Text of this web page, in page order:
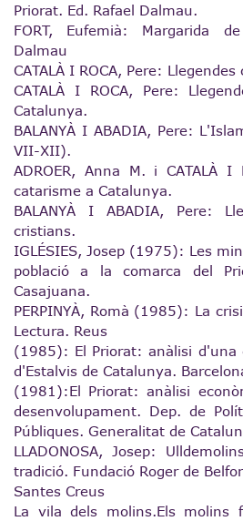
Priorat. Ed. Rafael Dalmau.
FORT, Eufemià: Margarida
Dalmau
CATALÀ I ROCA, Pere:
CATALÀ I ROCA, Pere:
Catalunya.
BALANYÀ I ABADIA, Pere:
VII-XII).
ADROER, Anna M. i CATALÀ I
catarisme a Catalunya.
BALANYÀ I ABADIA, Pere:
cristians.
IGLÉSIES, Josep (1975): Les
població a la comarca del
Casajuana.
PERPINYÀ, Romà (1985): La
Lectura. Reus
(1985): El Priorat: anàlisi d'una
d'Estalvis de Catalunya.
(1981):El Priorat: anàlisi
desenvolupament. Dep. de
Públiques. Generalitat de
LLADONOSA, Josep:
tradició. Fundació Roger de
Santes Creus
La vila dels molins.Els molins